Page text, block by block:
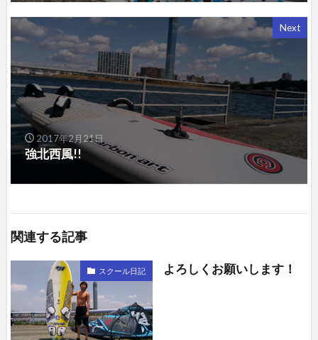
Next
2017年2月21日
強北西風!!
関連する記事
スクール日記 よろしくお願いします！